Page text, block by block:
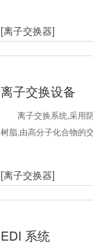
[离子交换器]
离子交换设备
离子交换系统,采用
树脂,由高分子化合物的
[离子交换器]
EDI 系统